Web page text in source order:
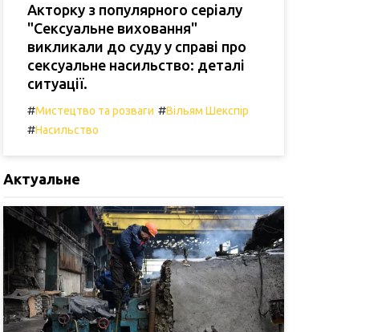
Акторку з популярного серіалу
"Сексуальне виховання"
викликали до суду у справі про
сексуальне насильство: деталі
ситуації.
#Мистецтво та розваги #Вільям Шекспір
#Насильство
Актуальне